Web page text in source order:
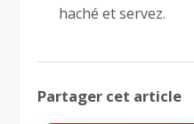
haché et servez.
Partager cet article